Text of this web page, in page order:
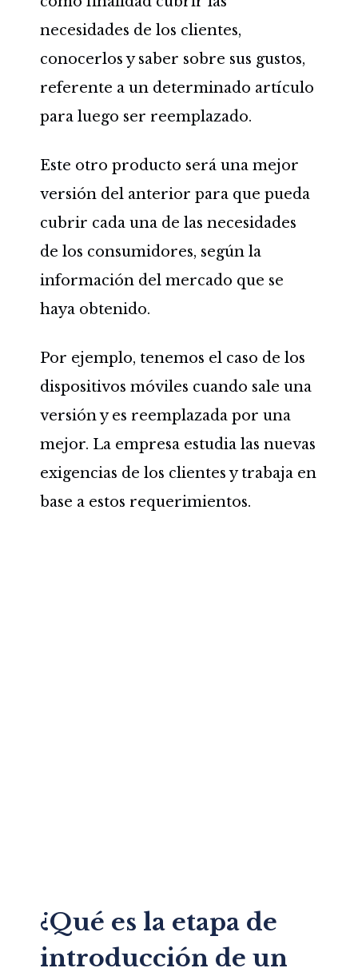
necesidades de los clientes,
conocerlos y saber sobre sus gustos,
referente a un determinado artículo
para luego ser reemplazado.
Este otro producto será una mejor
versión del anterior para que pueda
cubrir cada una de las necesidades
de los consumidores, según la
información del mercado que se
haya obtenido.
Por ejemplo, tenemos el caso de los
dispositivos móviles cuando sale una
versión y es reemplazada por una
mejor. La empresa estudia las nuevas
exigencias de los clientes y trabaja en
base a estos requerimientos.
¿Qué es la etapa de
introducción de un